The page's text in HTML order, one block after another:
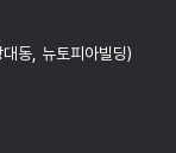
동, 뉴토피아빌딩)